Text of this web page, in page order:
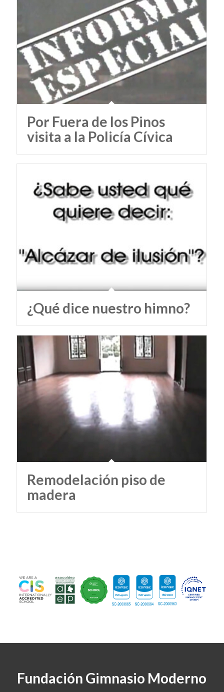
Por Fuera de los Pinos
visita a la Policía Cívica
¿Qué dice nuestro himno?
Remodelación piso de
madera
Fundación Gimnasio Moderno